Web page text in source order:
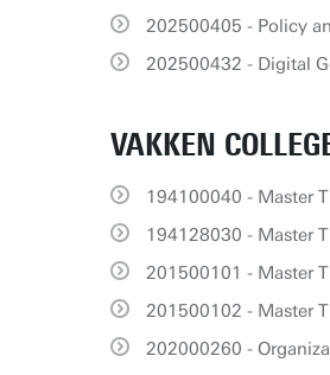
202500405 - Policy
202500432 - Digital
VAKKEN
194100040 - Master
194128030 - Master
201500101 - Master
201500102 - Master
202000260 -